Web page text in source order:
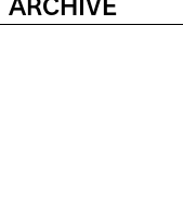
ARCHIVE